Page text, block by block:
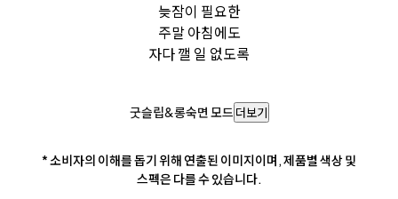
늦잠이 필요한
주말 아침에도
자다 깰 일 없도록
굿슬립&롱숙면 모드 더보기
* 소비자의 이해를 돕기 위해 연출된 이미지이며, 제품별 색상 및
스펙은 다를 수 있습니다.